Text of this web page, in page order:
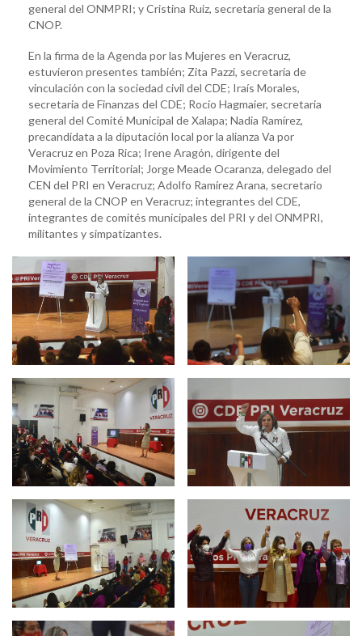
general del ONMPRI; y Cristina Ruiz, secretaria general de la
CNOP.
En la firma de la Agenda por las Mujeres en Veracruz,
estuvieron presentes también; Zita Pazzi, secretaria de
vinculación con la sociedad civil del CDE; Iraís Morales,
secretaria de Finanzas del CDE; Rocío Hagmaier, secretaria
general del Comité Municipal de Xalapa; Nadia Ramírez,
precandidata a la diputación local por la alianza Va por
Veracruz en Poza Rica; Irene Aragón, dirigente del
Movimiento Territorial; Jorge Meade Ocaranza, delegado del
CEN del PRI en Veracruz; Adolfo Ramírez Arana, secretario
general de la CNOP en Veracruz; integrantes del CDE,
integrantes de comités municipales del PRI y del ONMPRI,
militantes y simpatizantes.